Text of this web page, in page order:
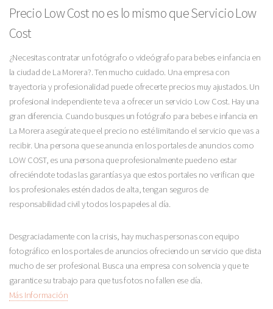
Precio Low Cost no es lo mismo que Servicio Low
Cost
¿Necesitas contratar un fotógrafo o videógrafo para bebes e infancia en
la ciudad de La Morera?. Ten mucho cuidado. Una empresa con
trayectoria y profesionalidad puede ofrecerte precios muy ajustados. Un
profesional independiente te va a ofrecer un servicio Low Cost. Hay una
gran diferencia. Cuando busques un fotógrafo para bebes e infancia en
La Morera asegúrate que el precio no esté limitando el servicio que vas a
recibir. Una persona que se anuncia en los portales de anuncios como
LOW COST, es una persona que profesionalmente puede no estar
ofreciéndote todas las garantías ya que estos portales no verifican que
los profesionales estén dados de alta, tengan seguros de
responsabilidad civil y todos los papeles al día.
Desgraciadamente con la crisis, hay muchas personas con equipo
fotográfico en los portales de anuncios ofreciendo un servicio que dista
mucho de ser profesional. Busca una empresa con solvencia y que te
garantice su trabajo para que tus fotos no fallen ese día.
Más Información